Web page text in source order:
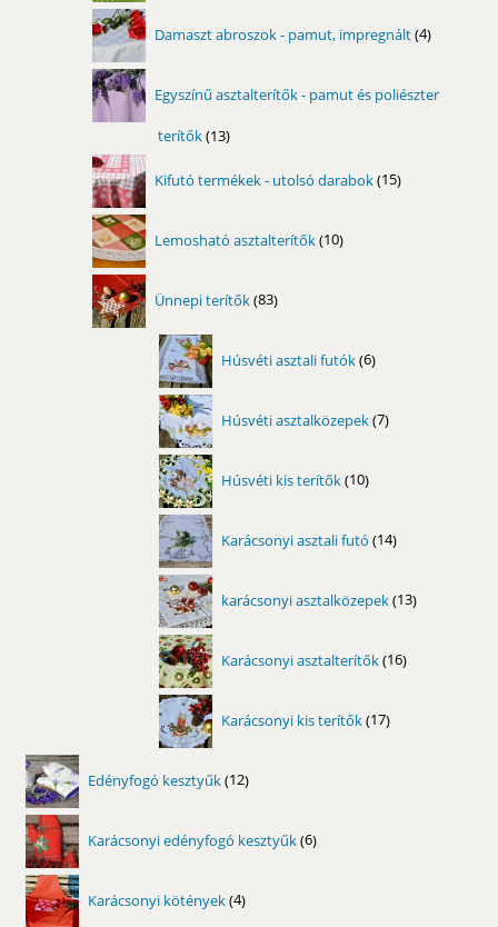
Damaszt abroszok - pamut, impregnált 4
termék
Egyszínű asztalterítők - pamut és poliészter
terítők 1313
Kifutó termékek - utolsó darabok 15
termék
Lemosható asztalterítők 10
termék
Ünnepi terítők 83
termék
Húsvéti asztali futók 6
termék
Húsvéti asztalközepek 7
termék
Húsvéti kis terítők 10
termék
Karácsonyi asztali futó 14
termék
karácsonyi asztalközepek 13
termék
Karácsonyi asztalterítők 16
termék
Karácsonyi kis terítők 17
termék
Edényfogó kesztyűk 12
termék
Karácsonyi edényfogó kesztyűk 6
termék
Karácsonyi kötények 4
termék